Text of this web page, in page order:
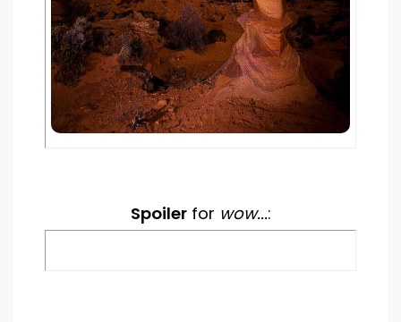
Spoilerfor wow...: